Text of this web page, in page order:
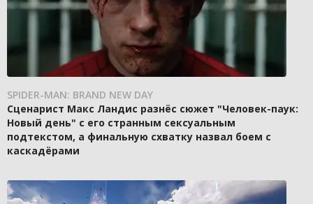
SPIDER-MAN: BRAND NEW DAY
Сценарист Макс Ландис разнёс сюжет "Человек-паук:
Новый день" с его странным сексуальным
подтекстом, а финальную схватку назвал боем с
каскадёрами